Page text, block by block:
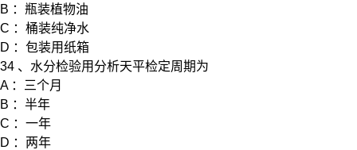
B ：瓶装植物油
C ：桶装纯净水
D ：包装用纸箱
34 、水分检验用分析天平检定周期为
A ：三个月
B ：半年
C ：一年
D ：两年